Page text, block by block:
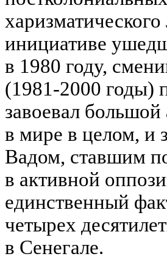
инициативе
в 1980 году,
(1981-2000 годы)
завоевал большой
в мире в целом, и
Вадом, ставшим
в активной
единственный
четырех
в Сенегале.